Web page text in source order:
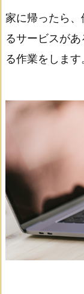
家に帰ったら
るサービスが
る作業をします